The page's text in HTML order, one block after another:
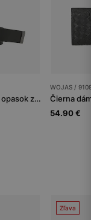
Čierny dámsky opasok z lícnej kože
WOJAS /
54.90 €
Zľava